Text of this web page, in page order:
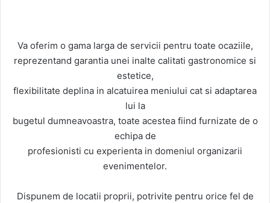
Va oferim o gama larga de servicii pentru toate ocaziile,
reprezentand garantia unei inalte calitati gastronomice si
estetice,
flexibilitate deplina in alcatuirea meniului cat si adaptarea
lui la
bugetul dumneavoastra, toate acestea fiind furnizate de o
echipa de
profesionisti cu experienta in domeniul organizarii
evenimentelor.
Dispunem de locatii proprii, potrivite pentru orice fel de